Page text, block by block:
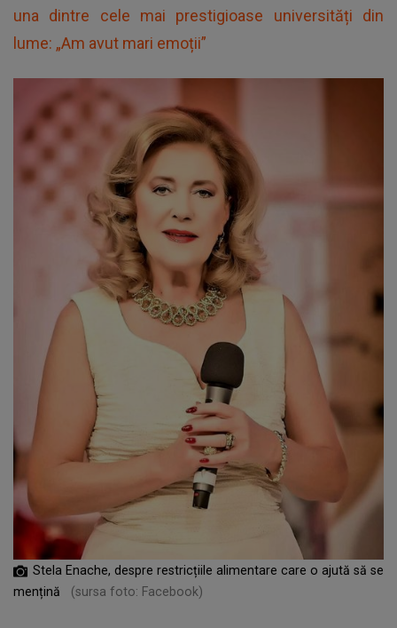
una dintre cele mai prestigioase universități din
lume: „Am avut mari emoții”
Stela Enache, despre restricțiile alimentare care o ajută să se
mențină
(sursa foto: Facebook)